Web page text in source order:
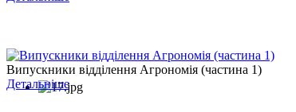
Випускники відділення Агрономія (частина 1)
Детальніше